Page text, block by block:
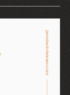
diện web.
tối ưu
ngày
Cùng
pháp tối
đây.